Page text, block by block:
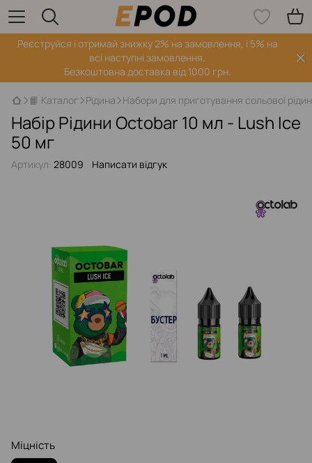
Реєструйся і отримай знижку 2% на замовлення, і 5% на
всі наступні замовлення.
Безкоштовна доставка від 1000 грн.
📙 Каталог Рідина Набори для приготування сольової
Набір Рідини Octobar 10 мл - Lush Ice
50 мг
Артикул: 28009 Написати відгук
Міцність